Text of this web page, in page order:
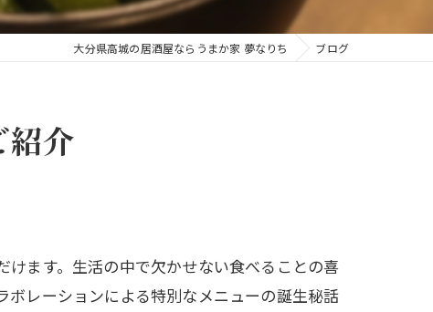
大分県高城の居酒屋ならうまか家 夢なりち ブログ
紹介
ます。生活の中で欠かせない食べることの喜
レーションによる特別なメニューの誕生秘話